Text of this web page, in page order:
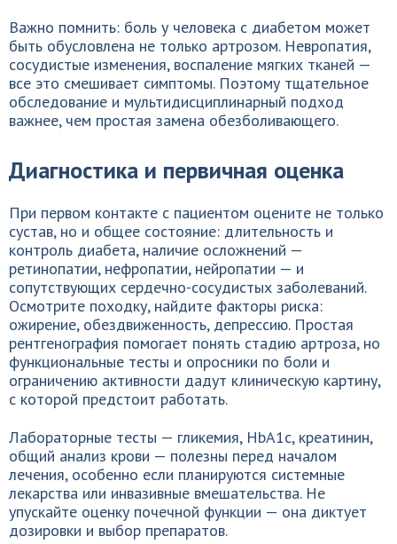
Важно помнить: боль у человека с диабетом может
быть обусловлена не только артрозом. Невропатия,
сосудистые изменения, воспаление мягких тканей —
все это смешивает симптомы. Поэтому тщательное
обследование и мультидисциплинарный подход
важнее, чем простая замена обезболивающего.
Диагностика и первичная оценка
При первом контакте с пациентом оцените не только
сустав, но и общее состояние: длительность и
контроль диабета, наличие осложнений —
ретинопатии, нефропатии, нейропатии — и
сопутствующих сердечно-сосудистых заболеваний.
Осмотрите походку, найдите факторы риска:
ожирение, обездвиженность, депрессию. Простая
рентгенография помогает понять стадию артроза, но
функциональные тесты и опросники по боли и
ограничению активности дадут клиническую картину,
с которой предстоит работать.
Лабораторные тесты — гликемия, HbA1c, креатинин,
общий анализ крови — полезны перед началом
лечения, особенно если планируются системные
лекарства или инвазивные вмешательства. Не
упускайте оценку почечной функции — она диктует
дозировки и выбор препаратов.